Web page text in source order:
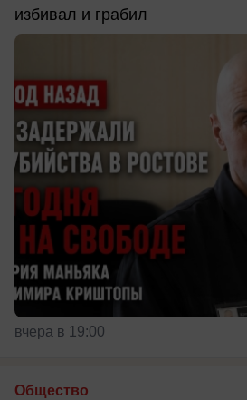
избивал и грабил
вчера в 19:00
Общество